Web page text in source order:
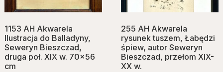
1153 AH Akwarela
Ilustracja do Balladyny,
Seweryn Bieszczad,
druga poł. XIX w. 70×56
cm
255 AH Akwarela
rysunek tuszem, Łabędzi
śpiew, autor Seweryn
Bieszczad, przełom XIX-
XX w.